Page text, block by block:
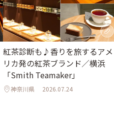
紅茶診断も♪香りを旅するアメ
リカ発の紅茶ブランド／横浜
「Smith Teamaker」
神奈川県 2026.07.24